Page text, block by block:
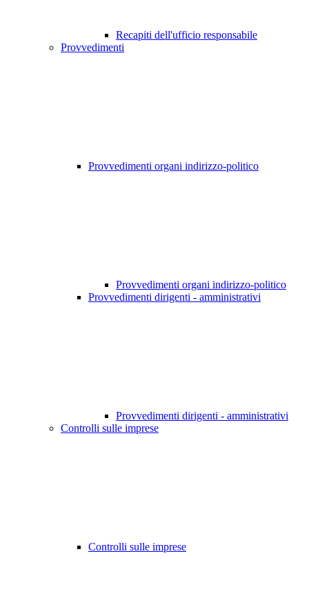
Recapiti dell'ufficio responsabile
Provvedimenti
Provvedimenti organi indirizzo-politico
Provvedimenti organi indirizzo-politico
Provvedimenti dirigenti - amministrativi
Provvedimenti dirigenti - amministrativi
Controlli sulle imprese
Controlli sulle imprese